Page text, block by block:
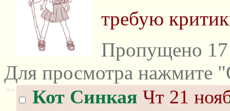
требую
Пропущено
Для просмотра нажмите
>> Кот Синкая Чт 21